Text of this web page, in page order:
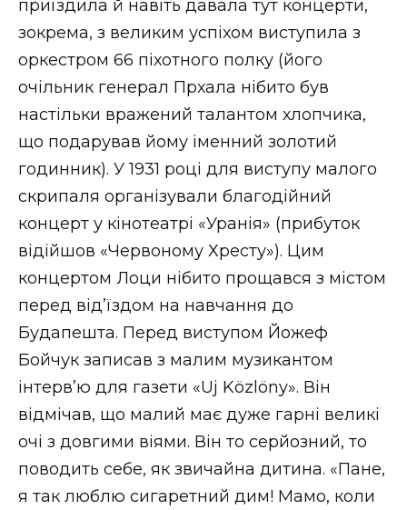
приїздила й навіть давала тут концерти,
зокрема, з великим успіхом виступила з
оркестром 66 піхотного полку (його
очільник генерал Прхала нібито був
настільки вражений талантом хлопчика,
що подарував йому іменний золотий
годинник). У 1931 році для виступу малого
скрипаля організували благодійний
концерт у кінотеатрі «Уранія» (прибуток
відійшов «Червоному Хресту»). Цим
концертом Лоци нібито прощався з містом
перед від’їздом на навчання до
Будапешта. Перед виступом Йожеф
Бойчук записав з малим музикантом
інтерв’ю для газети «Uj Közlöny». Він
відмічав, що малий має дуже гарні великі
очі з довгими віями. Він то серйозний, то
поводить себе, як звичайна дитина. «Пане,
я так люблю сигаретний дим! Мамо, коли